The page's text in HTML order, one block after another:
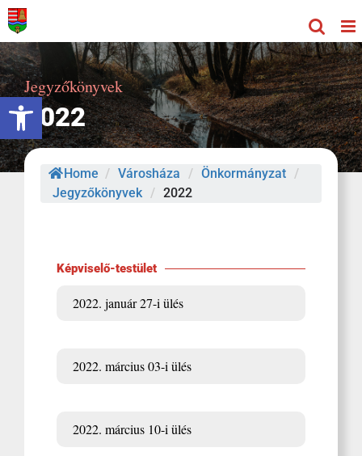
Eszköztár megnyitása
Kihagyás
Jegyzőkönyvek
2022
Home / Városháza / Önkormányzat /
Jegyzőkönyvek / 2022
Képviselő-testület
2022. január 27-i ülés
2022. március 03-i ülés
2022. március 10-i ülés